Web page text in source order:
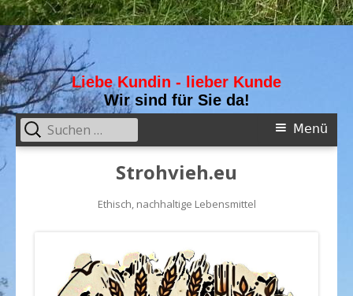
Liebe Kundin - lieber Kunde
Wir sind für Sie da!